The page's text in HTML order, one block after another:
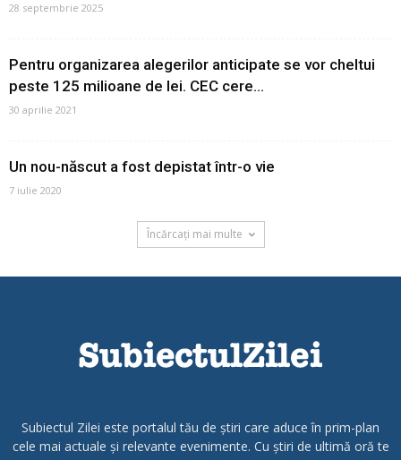
28 septembrie 2025
Pentru organizarea alegerilor anticipate se vor cheltui
peste 125 milioane de lei. CEC cere...
30 aprilie 2021
Un nou-născut a fost depistat într-o vie
7 iulie 2020
Încărcați mai multe
Subiectul Zilei este portalul tău de știri care aduce în prim-plan
cele mai actuale și relevante evenimente. Cu știri de ultimă oră te